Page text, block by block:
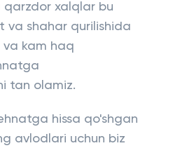
qarzdor xalqlar bu
va shahar qurilishida
kam haq
tan olamiz.
hissa qo'shgan
avlodlari uchun biz